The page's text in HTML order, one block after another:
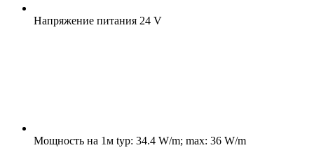
Напряжение питания 24 V
Мощность на 1м typ: 34.4 W/m; max: 36 W/m